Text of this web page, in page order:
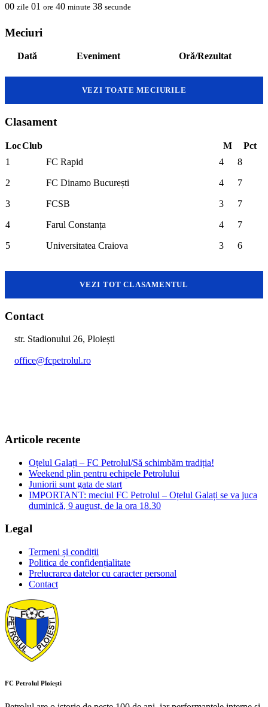
00 zile 01 ore 40 minute 38 secunde
Meciuri
Dată Eveniment Oră/Rezultat
VEZI TOATE MECIURILE
Clasament
LocClub M
Pct
1
FC Rapid 4 8
2 FC Dinamo București 4 7
3 FCSB 3 7
4 Farul Constanța 4 7
5 Universitatea Craiova 3 6
VEZI TOT CLASAMENTUL
Contact
str. Stadionului 26, Ploiești
office@fcpetrolul.ro
Articole recente
Oțelul Galați – FC Petrolul/Să schimbăm tradiția!
Weekend plin pentru echipele Petrolului
Juniorii sunt gata de start
IMPORTANT: meciul FC Petrolul – Oțelul Galați se va juca
duminică, 9 august, de la ora 18.30
Legal
Termeni și condiții
Politica de confidențialitate
Prelucrarea datelor cu caracter personal
Contact
FC Petrolul Ploiești